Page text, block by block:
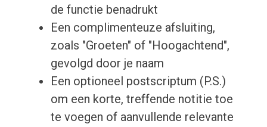
de functie benadrukt
Een complimenteuze afsluiting,
zoals "Groeten" of "Hoogachtend",
gevolgd door je naam
Een optioneel postscriptum (P.S.)
om een korte, treffende notitie toe
te voegen of aanvullende relevante